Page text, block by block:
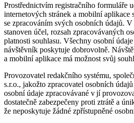
Prostřednictvím registračního formuláře
internetových stránek a mobilní aplikace
se zpracováním svých osobních údajů.
stanoven účel, rozsah zpracovávaných
platnosti souhlasu. Všechny osobní
návštěvník poskytuje dobrovolně.
a mobilní aplikace má možnost svůj
Provozovatel redakčního systému,
s.r.o., jakožto zpracovatel osobních
osobní údaje zpracovávané v jí
dostatečně zabezpečeny proti ztrátě a
že neposkytuje žádné zpřístupněné